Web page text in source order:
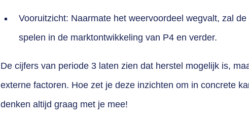
Vooruitzicht: Naarmate het weervoordeel wegvalt, zal
spelen in de marktontwikkeling van P4 en verder.
De cijfers van periode 3 laten zien dat herstel mogelijk is,
externe factoren. Hoe zet je deze inzichten om in concrete
denken altijd graag met je mee!